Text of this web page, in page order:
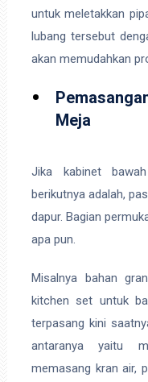
untuk meletakkan
lubang tersebut
akan memudahkan
Meja
Jika kabinet
berikutnya adalah,
dapur. Bagian
apa pun.
Misalnya bahan
kitchen set untuk
terpasang kini
antaranya yaitu
memasang kran air,